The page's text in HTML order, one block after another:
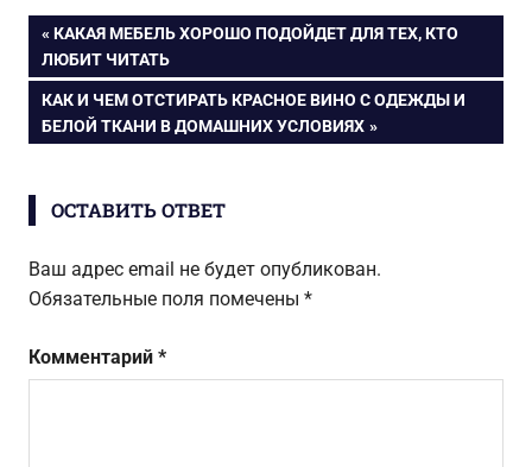
в квартире-
студии
квартире-
студии
Навигация
по
записям
ПРЕДЫДУЩАЯ
ЗАПИСЬ:
КАКАЯ МЕБЕЛЬ ХОРОШО ПОДОЙДЕТ ДЛЯ ТЕХ, КТО
ЛЮБИТ ЧИТАТЬ
СЛЕДУЮЩАЯ
ЗАПИСЬ:
КАК И ЧЕМ ОТСТИРАТЬ КРАСНОЕ ВИНО С ОДЕЖДЫ И
БЕЛОЙ ТКАНИ В ДОМАШНИХ УСЛОВИЯХ
ОСТАВИТЬ ОТВЕТ
Ваш адрес email не будет опубликован.
Обязательные поля помечены *
Комментарий *